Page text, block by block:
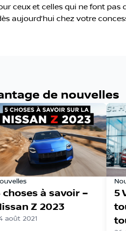
ceux et celles qui ne font pas
aujourd’hui chez votre
de nouvelles
choses à savoir –
Z 2023
août 2021
5